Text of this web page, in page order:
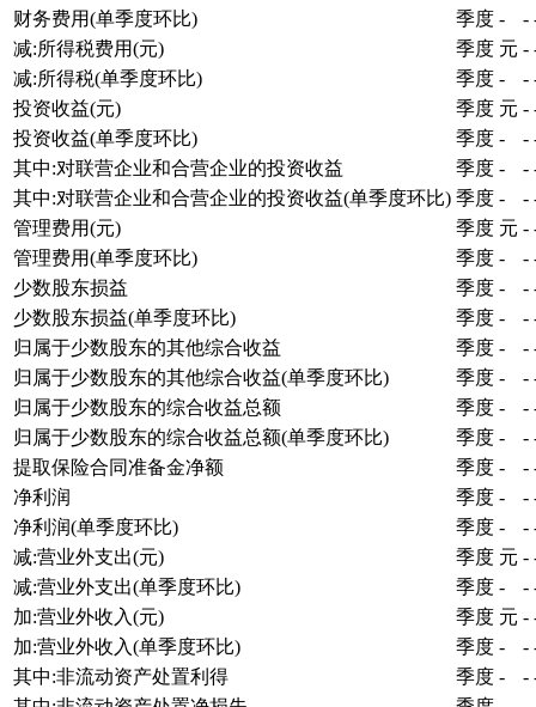
财务费用(单季度环比)
季度 - -
减:所得税费用(元)
季度 元 -
减:所得税(单季度环比)
季度 - -
投资收益(元)
季度 元 -
投资收益(单季度环比)
季度 - -
其中:对联营企业和合营企业的投资收益
季度 - -
其中:对联营企业和合营企业的投资收益(单季度环比) 季度 - -
管理费用(元)
季度 元 -
管理费用(单季度环比)
季度 - -
少数股东损益
季度 - -
少数股东损益(单季度环比)
季度 - -
归属于少数股东的其他综合收益
季度 - -
归属于少数股东的其他综合收益(单季度环比)
季度 - -
归属于少数股东的综合收益总额
季度 - -
归属于少数股东的综合收益总额(单季度环比)
季度 - -
提取保险合同准备金净额
季度 - -
净利润
季度 - -
净利润(单季度环比)
季度 - -
减:营业外支出(元)
季度 元 -
减:营业外支出(单季度环比)
季度 - -
加:营业外收入(元)
季度 元 -
加:营业外收入(单季度环比)
季度 - -
其中:非流动资产处置利得
季度 - -